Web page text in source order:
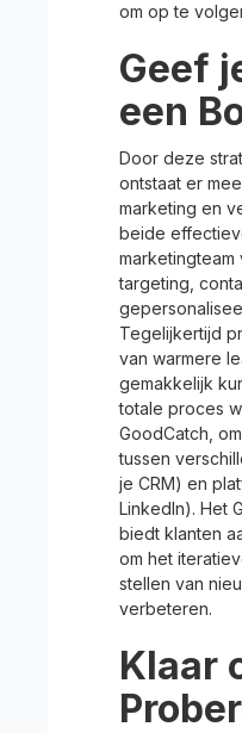
om op te
Geef
een
Door deze
ontstaat er
marketing en
beide
targeting,
Tegelijkertijd
van warmere
gemakkelijk
totale proces
GoodCatch,
tussen
je CRM) en
LinkedIn). Het
biedt klanten
om het
stellen van
verbeteren.
Klaar